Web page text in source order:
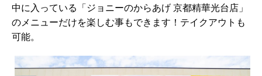
中に入っている「ジョニーのからあげ 京都精華光台店」
のメニューだけを楽しむ事もできます！テイクアウトも
可能。